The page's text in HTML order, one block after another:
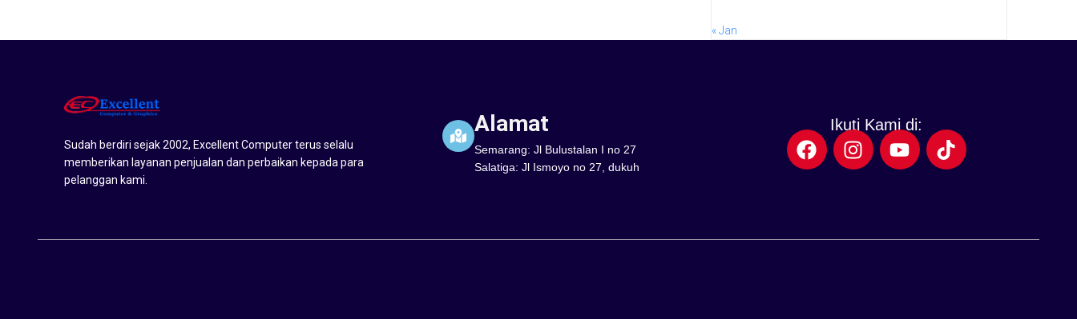
« Jan
Sudah berdiri sejak 2002, Excellent Computer terus selalu
memberikan layanan penjualan dan perbaikan kepada para
pelanggan kami.
Alamat
Semarang: Jl Bulustalan I no 27
Salatiga: Jl Ismoyo no 27, dukuh
Ikuti Kami di: